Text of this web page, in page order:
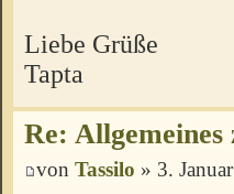
Liebe Grüße
Tapta
Re:
von Tassilo » 3.